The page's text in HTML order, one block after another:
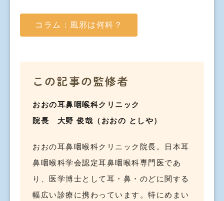
コラム：風邪は何科？
この記事の監修者
おおの耳鼻咽喉科クリニック
院長 大野 俊哉（おおの としや）
おおの耳鼻咽喉科クリニック院長。日本耳
鼻咽喉科学会認定耳鼻咽喉科専門医であ
り、医学博士として耳・鼻・のどに関する
幅広い診療に携わっています。特にめまい